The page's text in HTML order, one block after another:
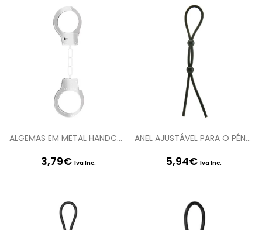
ALGEMAS EM METAL HANDCUFFS
3,79€ Iva Inc.
ANEL AJUSTÁVEL PARA O PÉNIS E TESTÍCULOS DOUBLE BOOSTER PRETO
5,94€ Iva Inc.